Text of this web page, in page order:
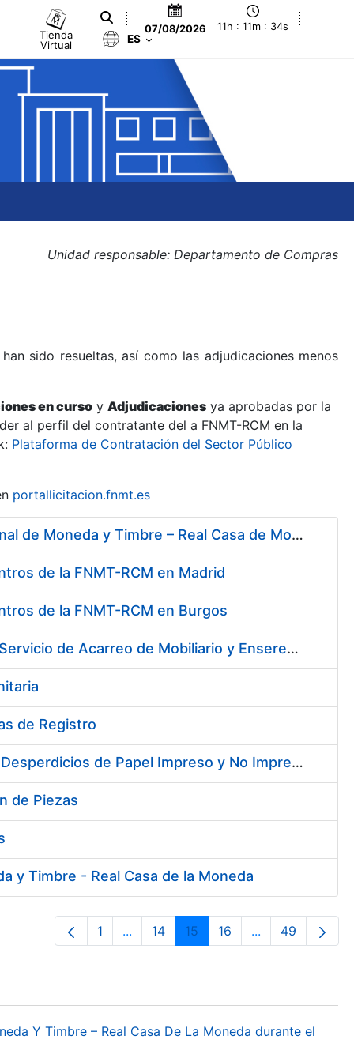
Tienda
Virtual
07/08/2026 11h : 11m : 34s
ES
Unidad responsable: Departamento de Compras
sido resueltas, así como las adjudicaciones menos
en curso y Adjudicaciones ya aprobadas por la
al perfil del contratante del a FNMT-RCM en la
Plataforma de Contratación del Sector Público
portallicitacion.fnmt.es
Servicios de Limpieza, Acarreos y Jardinería para la Fábrica Nacional de Moneda y Timbre – Real Casa de Moneda
de la FNMT-RCM en Madrid
de la FNMT-RCM en Burgos
Servicios de Limpieza de diversas Áreas y Edificios de la Fábrica, Servicio de Acarreo de Mobiliario y Enseres y Mantenimiento de las Zonas Ajardinadas, para la Fábrica de Papel de Burgos de la Fábrica Nacional de Moneda y Timbre – Real Casa de Moneda
de Registro
Contratación de Enajenación y Retirada de Recortes Sobrantes y Desperdicios de Papel Impreso y No Impreso durante el año 2019
de Piezas
y Timbre - Real Casa de la Moneda
Página
1 ...Páginas intermedias Use TAB para
Página
14 Página
15 Página
16 ...PáginasPágina
49
Y Timbre – Real Casa De La Moneda durante el